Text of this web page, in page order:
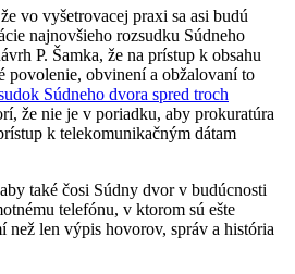
vo vyšetrovacej praxi sa asi budú
najnovšieho rozsudku Súdneho
P. Šamka, že na prístup k obsahu
povolenie, obvinení a obžalovaní to
Súdneho dvora spred troch
že nie je v poriadku, aby prokuratúra
k telekomunikačným dátam
také čosi Súdny dvor v budúcnosti
telefónu, v ktorom sú ešte
než len výpis hovorov, správ a história